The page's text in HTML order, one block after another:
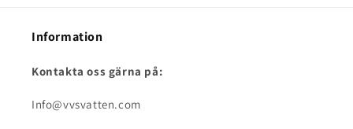
Information
Kontakta oss gärna på:
Info@vvsvatten.com